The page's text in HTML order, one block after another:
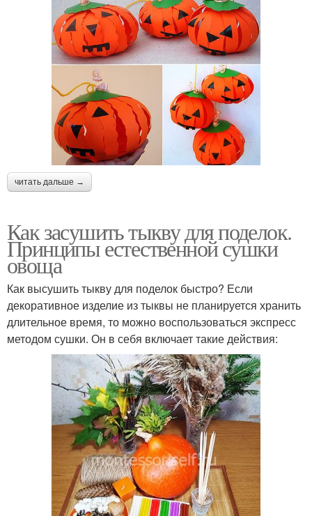
читать дальше →
Как засушить тыкву для поделок.
Принципы естественной сушки
овоща
Как высушить тыкву для поделок быстро? Если
декоративное изделие из тыквы не планируется хранить
длительное время, то можно воспользоваться экспресс
методом сушки. Он в себя включает такие действия: